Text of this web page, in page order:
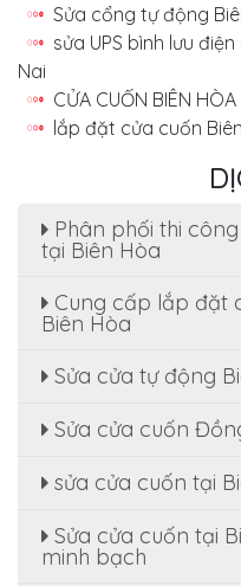
Sửa cổng tự động
sửa UPS bình lưu
Nai
CỬA CUỐN BIÊN
lắp đặt cửa cuốn
Phân phối thi
tại Biên Hòa
Cung cấp lắp đặt
Biên Hòa
Sửa cửa tự động
Sửa cửa cuốn
sửa cửa cuốn tại
Sửa cửa cuốn tại
minh bạch